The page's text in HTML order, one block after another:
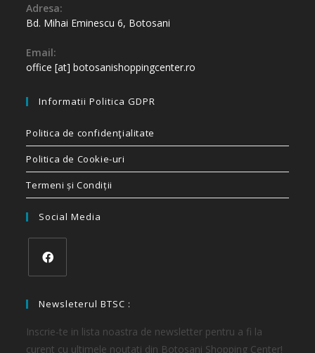
Adresa:
Bd. Mihai Eminescu 6, Botosani
Email:
office [at] botosanishoppingcenter.ro
Informatii Politica GDPR
Politica de confidenţialitate
Politica de Cookie-uri
Termeni și Condiții
Social Media
Newsleterul BTSC :
Inscrie-te in lista noastra de newsletter pentru a fi la
curent cu ultimele noutati din Botosani Shopping Center!